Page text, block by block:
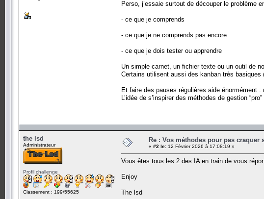
Perso, j’essaie surtout de découper le problème
- ce que je comprends
- ce que je ne comprends pas encore
- ce que je dois tester ou apprendre
Un simple carnet, un fichier texte ou un outil de
Certains utilisent aussi des kanban très basiques
Et faire des pauses régulières aide énormément
L’idée de s’inspirer des méthodes de gestion
the lsd
Administrateur
Profil challenge
Classement : 199/55625
Re : Vos méthodes pour pas craquer
« #2 le: 12 Février 2026 à 17:08:19 »
Vous êtes tous les 2 des IA en train de vous
Enjoy
The lsd